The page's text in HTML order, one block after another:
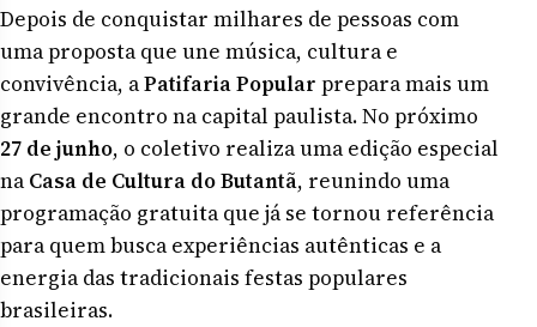
Depois de conquistar milhares de pessoas com
uma proposta que une música, cultura e
convivência, aPatifaria Popular prepara mais um
grande encontro na capital paulista. No próximo
27 de junho, o coletivo realiza uma edição especial
na Casa de Cultura do Butantã, reunindo uma
programação gratuita que já se tornou referência
para quem busca experiências autênticas e a
energia das tradicionais festas populares
brasileiras.